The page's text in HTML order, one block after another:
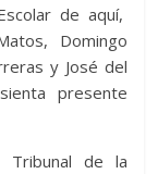
de aquí,
Domingo
y José del
presente
Tribunal de la